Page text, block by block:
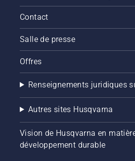
Contact
Salle de presse
Offres
Renseignements juridiques
Autres sites Husqvarna
Vision de Husqvarna en
développement durable